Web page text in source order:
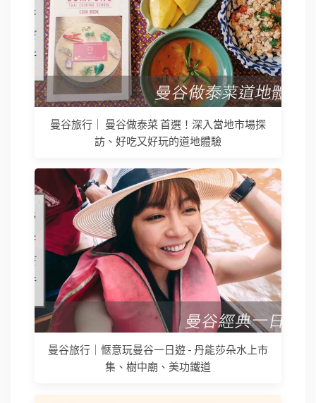
曼谷旅行｜ 曼谷做泰菜 首選！深入當地市場探
訪、好吃又好玩的道地體驗
曼谷旅行｜愜意玩曼谷一日遊 - 丹能莎朵水上市
集、樹中廟、美功鐵道